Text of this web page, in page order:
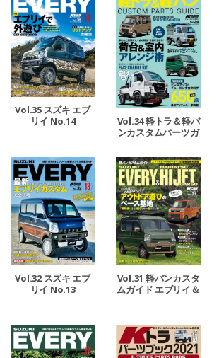
Vol.35 スズキ エブ
リイ No.14
Vol.34 軽トラ＆軽バ
ンカスタムパーツガ
Vol.32 スズキ エブ
リイ No.13
Vol.31 軽バンカスタ
ムガイド エブリイ＆